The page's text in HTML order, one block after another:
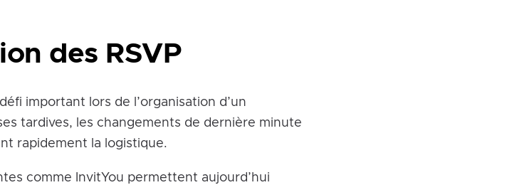
des RSVP
important lors de l’organisation d’un
tardives, les changements de dernière minute
rapidement la logistique.
comme InvitYou permettent aujourd’hui